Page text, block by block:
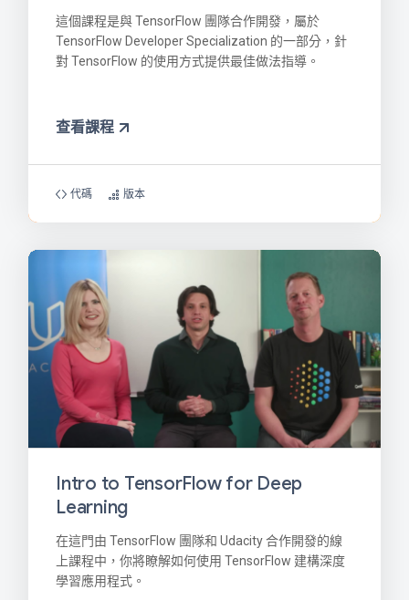
這個課程是與 TensorFlow 團隊合作開發，屬於
TensorFlow Developer Specialization 的一部分，針
對 TensorFlow 的使用方式提供最佳做法指導。
查看課程
代碼 版本
Intro to TensorFlow for Deep
Learning
在這門由 TensorFlow 團隊和 Udacity 合作開發的線
上課程中，你將瞭解如何使用 TensorFlow 建構深度
學習應用程式。